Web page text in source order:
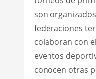
son
federaciones
colaboran con
eventos
conocen otras